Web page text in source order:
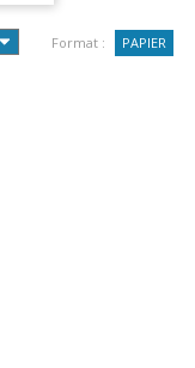
Format : PAPIER